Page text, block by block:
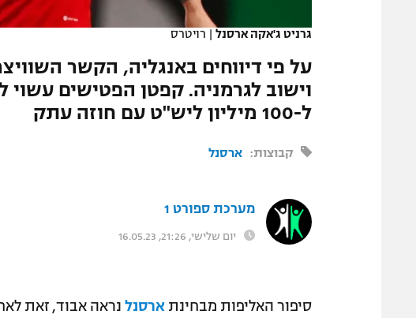
גרניט ג'אקה ארסנל | רויטרס
וישוב לגרמניה. קפטן הפטישים
ל-100 מיליון ליש"ט עם חוזה עתק
קבוצות: ארסנל
מערכת ספורט 1
יום שלישי, 21:26, 16.05.23
סיפור האליפות מבחינת ארסנל נראה אבוד, זאת